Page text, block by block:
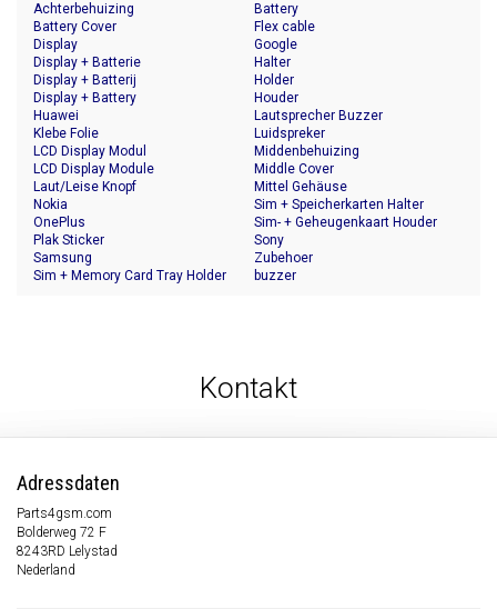
Achterbehuizing
Battery
Battery Cover
Display
Display + Batterie
Display + Batterij
Display + Battery
Flex cable
Google
Halter
Holder
Houder
Huawei
Klebe Folie
LCD Display Modul
LCD Display Module
Laut/Leise Knopf
Lautsprecher Buzzer
Luidspreker
Middenbehuizing
Middle Cover
Mittel Gehäuse
Nokia
OnePlus
Plak Sticker
Samsung
Sim + Memory Card Tray Holder
Sim + Speicherkarten Halter
Sim- + Geheugenkaart Houder
Sony
Zubehoer
buzzer
Kontakt
Adressdaten
Parts4gsm.com
Bolderweg 72 F
8243RD Lelystad
Nederland